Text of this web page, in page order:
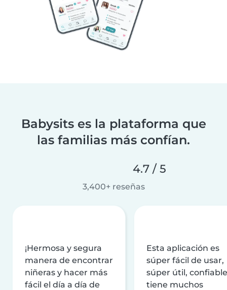
Babysits es la plataforma que
las familias más confían.
4.7 / 5
3,400+ reseñas
¡Hermosa y segura
manera de encontrar
niñeras y hacer más
fácil el día a día de
Esta aplicación es
súper fácil de usar,
súper útil,
tiene muchos